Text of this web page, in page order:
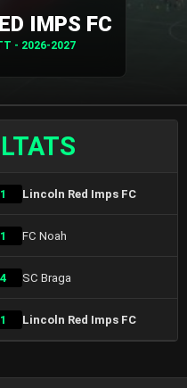
IMPS FC
- 2026-2027
Lincoln Red Imps FC
FC Noah
SC Braga
Lincoln Red Imps FC